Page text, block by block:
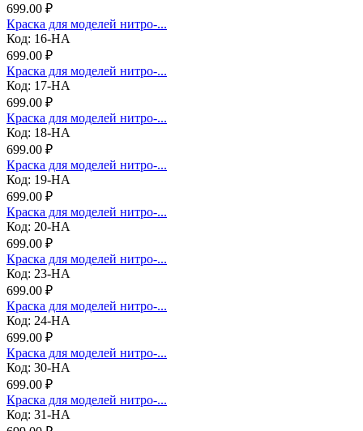
699.00 ₽
Краска для моделей нитро-...
Код: 16-НА
699.00 ₽
Краска для моделей нитро-...
Код: 17-НА
699.00 ₽
Краска для моделей нитро-...
Код: 18-НА
699.00 ₽
Краска для моделей нитро-...
Код: 19-НА
699.00 ₽
Краска для моделей нитро-...
Код: 20-НА
699.00 ₽
Краска для моделей нитро-...
Код: 23-НА
699.00 ₽
Краска для моделей нитро-...
Код: 24-НА
699.00 ₽
Краска для моделей нитро-...
Код: 30-НА
699.00 ₽
Краска для моделей нитро-...
Код: 31-НА